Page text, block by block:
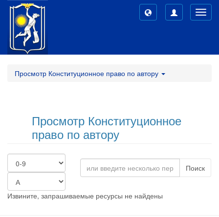
Просмотр Конституционное право по автору
Просмотр Конституционное
право по автору
Поиск
Извините, запрашиваемые ресурсы не найдены